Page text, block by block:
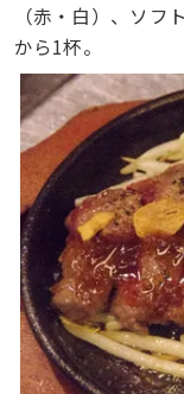
（赤・白）、ソ
から1杯。